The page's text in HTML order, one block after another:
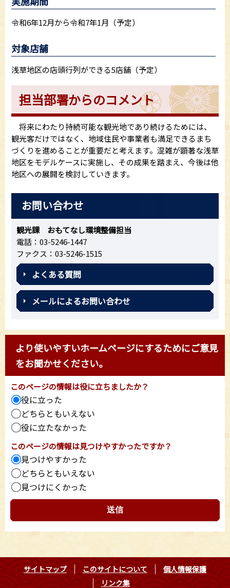
令和6年12月から令和7年1月（予定）
対象店舗
浅草地区の店頭行列ができる5店舗（予定）
担当部署からのコメント
将来にわたり持続可能な観光地であり続けるためには、
観光客だけではなく、地域住民や事業者も満足できるまち
づくりを進めることが重要だと考えます。混雑が顕著な浅草
地区をモデルケースに実施し、その成果を踏まえ、今後は他
地区への展開を検討していきます。
お問い合わせ
観光課 おもてなし環境整備担当
電話：03-5246-1447
ファクス：03-5246-1515
よくある質問
メールによるお問い合わせ
より使いやすいホームページにするためにご意見
をお聞かせください。
このページの情報は役に立ちましたか？
役に立った
どちらともいえない
役に立たなかった
このページの情報は見つけやすかったですか？
見つけやすかった
どちらともいえない
見つけにくかった
サイトマップ このサイトについて
個人情報保護
リンク集